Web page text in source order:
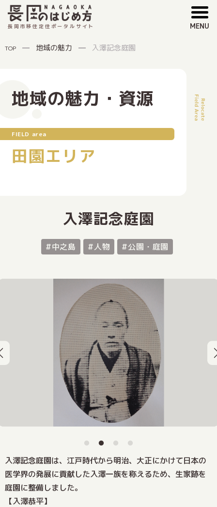
長岡市移住定住ポータルサイト MENU
TOP 地域の魅力 入澤記念庭園
地域の魅力・資源
FIELD area
田園エリア
入澤記念庭園
#中之島 #人物 #公園・庭園
入澤記念庭園は、江戸時代から明治、大正にかけて日本の
医学界の発展に貢献した入澤一族を称えるため、生家跡を
庭園に整備しました。
【入澤恭平】